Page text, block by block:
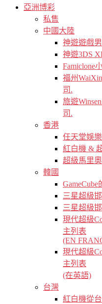
亞洲博彩
私售
中國大陸
神遊遊戲
神遊3DS
Famiclone
福州
司.
旅遊
司.
香港
任天堂娛
紅白機 &
超級馬里
韓國
三星超級
三星超級
現代超級
主列表
(EN
現代超級
主列表
(在英語)
台灣
紅白機從